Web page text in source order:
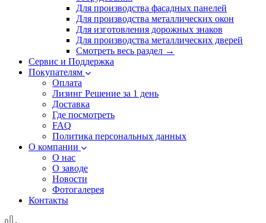
Для производства фасадных панелей
Для производства металлических окон
Для изготовления дорожных знаков
Для производства металлических дверей
Смотреть весь раздел →
Сервис и Поддержка
Покупателям
Оплата
Лизинг Решение за 1 день
Доставка
Где посмотреть
FAQ
Политика персональных данных
О компании
О нас
О заводе
Новости
Фотогалерея
Контакты